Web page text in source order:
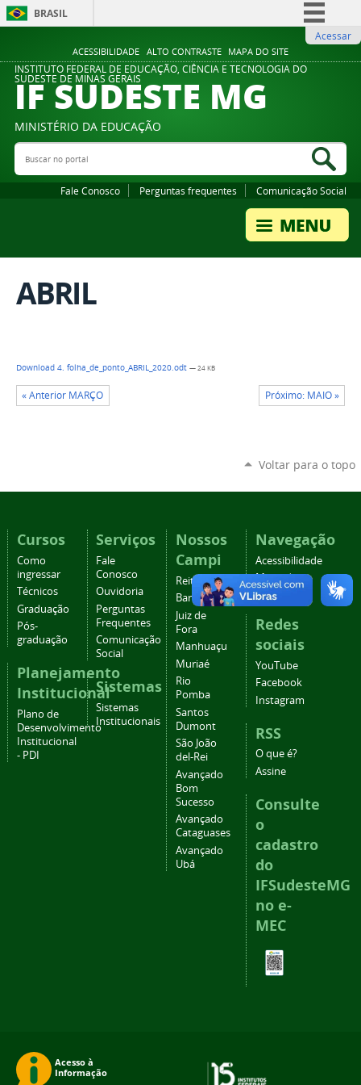
ACESSIBILIDADE ALTO CONTRASTE MAPA DO SITE
BRASIL
Comunica BR
Participe
Legislação
Acessar
INSTITUTO FEDERAL DE EDUCAÇÃO, CIÊNCIA E TECNOLOGIA DO
SUDESTE DE MINAS GERAIS
IF SUDESTE MG
MINISTÉRIO DA EDUCAÇÃO
Buscar no portal
Fale Conosco Perguntas frequentes Comunicação Social
ABRIL
Download 4. folha_de_ponto_ABRIL_2020.odt — 24 KB
« Anterior MARÇO Próximo: MAIO »
Voltar para o topo
Cursos
Como
ingressar
Técnicos
Graduação
Pós-
graduação
Planejamento
Institucional
Plano de
Desenvolvimento
Institucional
- PDI
Serviços
Fale
Conosco
Ouvidoria
Perguntas
Frequentes
Comunicação
Social
Sistemas
Sistemas
Institucionais
Nossos
Campi
Reitoria
Barbacena
Juiz de
Fora
Manhuaçu
Muriaé
Rio
Pomba
Santos
Dumont
São João
del-Rei
Avançado
Bom
Sucesso
Avançado
Cataguases
Avançado
Ubá
Navegação
Acessibilidade
Mapa do
site
Redes
sociais
YouTube
Facebook
Instagram
RSS
O que é?
Assine
Consulte
o
cadastro
do
IFSudesteMG
no e-
MEC